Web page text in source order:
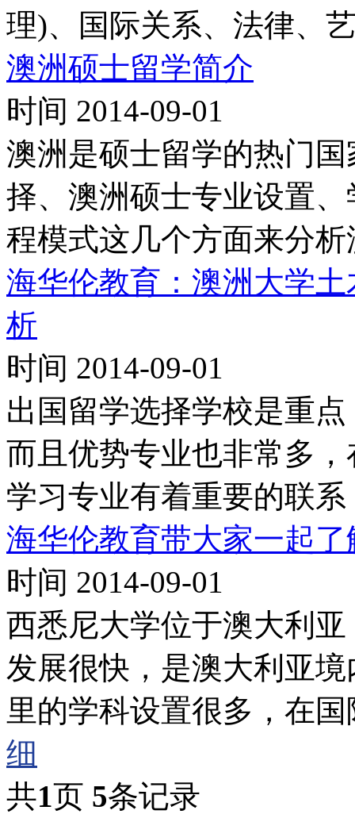
理)、国际关系、法律、
澳洲硕士留学简介
时间 2014-09-01
澳洲是硕士留学的热门
择、澳洲硕士专业设置
程模式这几个方面来分
海华伦教育：澳洲大学
析
时间 2014-09-01
出国留学选择学校是重
而且优势专业也非常多
学习专业有着重要的联
海华伦教育带大家一起
时间 2014-09-01
西悉尼大学位于澳大利
发展很快，是澳大利亚
里的学科设置很多，在
细
共1页 5条记录